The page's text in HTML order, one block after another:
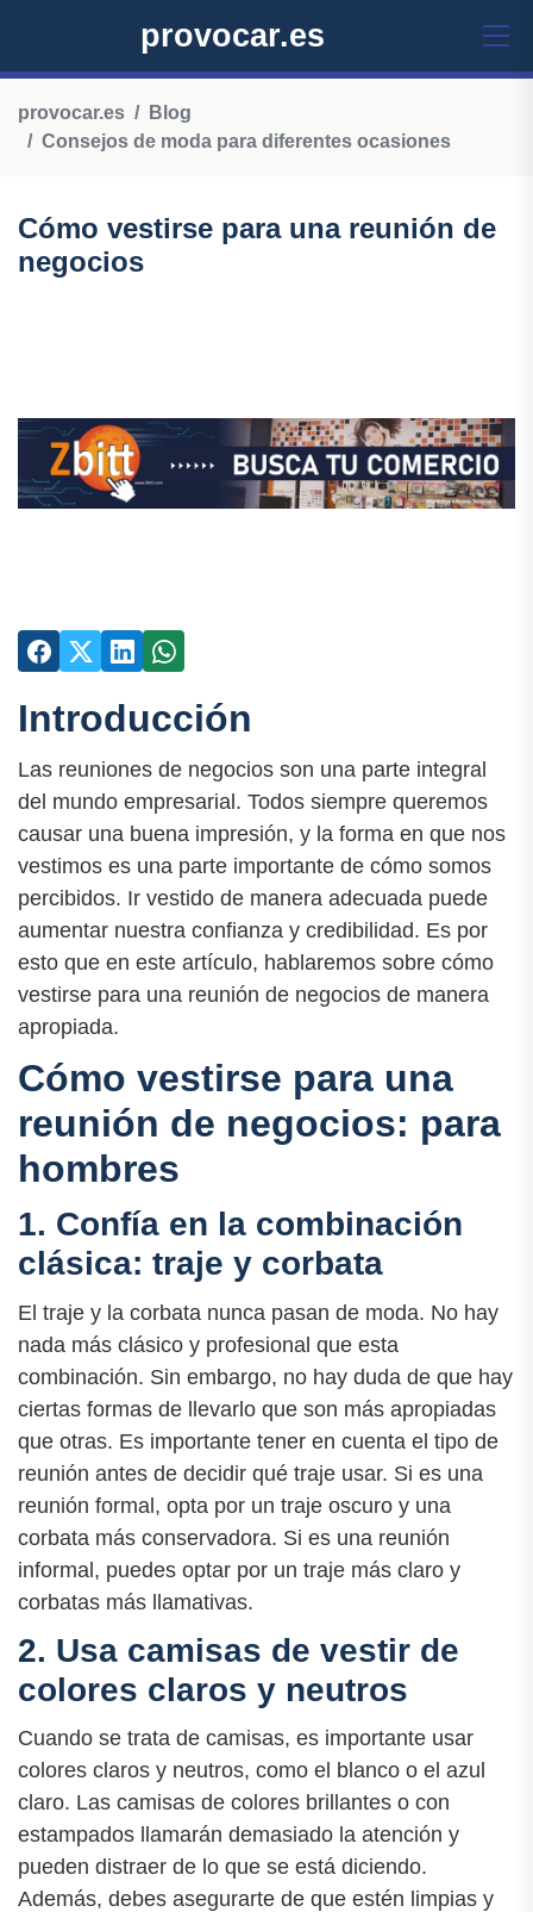
provocar.es
provocar.es
Blog
Consejos de moda para diferentes ocasiones
Cómo vestirse para una reunión de
negocios
Introducción
Las reuniones de negocios son una parte integral
del mundo empresarial. Todos siempre queremos
causar una buena impresión, y la forma en que nos
vestimos es una parte importante de cómo somos
percibidos. Ir vestido de manera adecuada puede
aumentar nuestra confianza y credibilidad. Es por
esto que en este artículo, hablaremos sobre cómo
vestirse para una reunión de negocios de manera
apropiada.
Cómo vestirse para una
reunión de negocios: para
hombres
1. Confía en la combinación
clásica: traje y corbata
El traje y la corbata nunca pasan de moda. No hay
nada más clásico y profesional que esta
combinación. Sin embargo, no hay duda de que hay
ciertas formas de llevarlo que son más apropiadas
que otras. Es importante tener en cuenta el tipo de
reunión antes de decidir qué traje usar. Si es una
reunión formal, opta por un traje oscuro y una
corbata más conservadora. Si es una reunión
informal, puedes optar por un traje más claro y
corbatas más llamativas.
2. Usa camisas de vestir de
colores claros y neutros
Cuando se trata de camisas, es importante usar
colores claros y neutros, como el blanco o el azul
claro. Las camisas de colores brillantes o con
estampados llamarán demasiado la atención y
pueden distraer de lo que se está diciendo.
Además, debes asegurarte de que estén limpias y